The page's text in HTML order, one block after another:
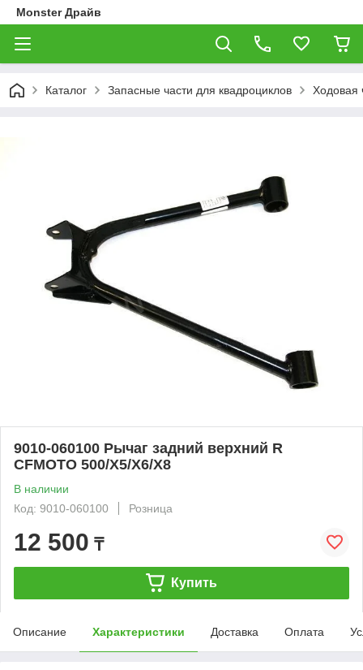
Monster Драйв
Каталог Запасные части для квадроциклов Ходовая
9010-060100 Рычаг задний верхний R
CFMOTO 500/X5/X6/X8
В наличии
Код: 9010-060100
Розница
12 500 ₸
Купить
Описание Характеристики Доставка Оплата